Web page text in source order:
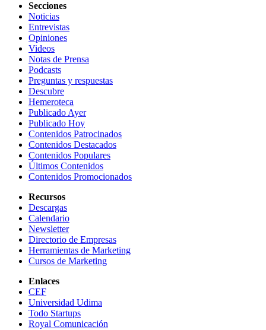
Secciones
Noticias
Entrevistas
Opiniones
Videos
Notas de Prensa
Podcasts
Preguntas y respuestas
Descubre
Hemeroteca
Publicado Ayer
Publicado Hoy
Contenidos Patrocinados
Contenidos Destacados
Contenidos Populares
Últimos Contenidos
Contenidos Promocionados
Recursos
Descargas
Calendario
Newsletter
Directorio de Empresas
Herramientas de Marketing
Cursos de Marketing
Enlaces
CEF
Universidad Udima
Todo Startups
Royal Comunicación